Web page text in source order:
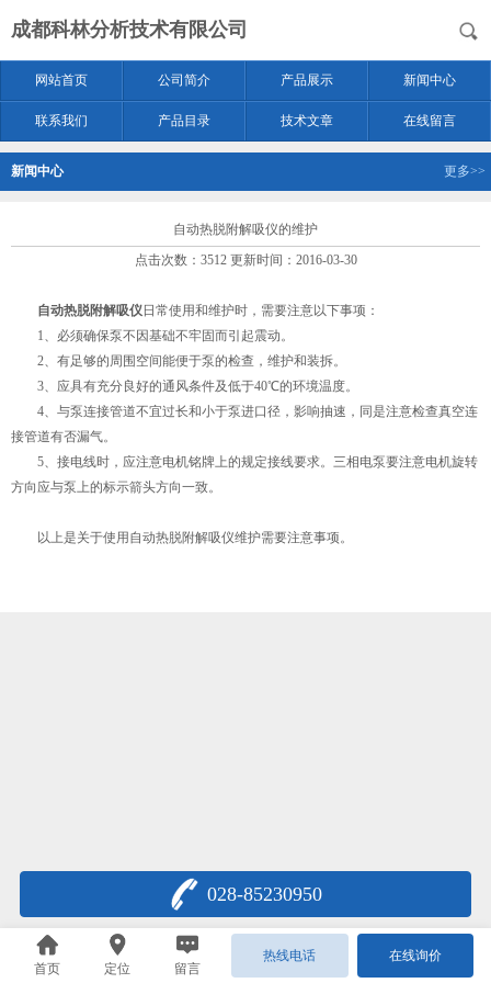
成都科林分析技术有限公司
网站首页 公司简介 产品展示 新闻中心
联系我们 产品目录 技术文章 在线留言
新闻中心 更多>>
自动热脱附解吸仪的维护
点击次数：3512 更新时间：2016-03-30
自动热脱附解吸仪日常使用和维护时，需要注意以下事项：
1、必须确保泵不因基础不牢固而引起震动。
2、有足够的周围空间能便于泵的检查，维护和装拆。
3、应具有充分良好的通风条件及低于40℃的环境温度。
4、与泵连接管道不宜过长和小于泵进口径，影响抽速，同是注意检查真空连
接管道有否漏气。
5、接电线时，应注意电机铭牌上的规定接线要求。三相电泵要注意电机旋转
方向应与泵上的标示箭头方向一致。
以上是关于使用自动热脱附解吸仪维护需要注意事项。
028-85230950
首页 定位 留言
热线电话 在线询价